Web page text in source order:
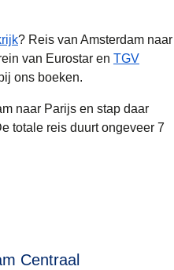
? Reis van Amsterdam naar
van Eurostar en TGV
ons boeken.
naar Parijs en stap daar
totale reis duurt ongeveer 7
Centraal